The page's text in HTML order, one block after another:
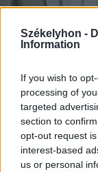
Székelyhon -
Information
If you wish to
processing of
targeted
section to
opt-out request
interest-based
us or personal
2026.